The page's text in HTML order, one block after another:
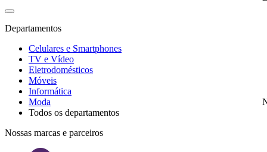
Departamentos
Celulares e Smartphones
TV e Vídeo
Eletrodomésticos
Móveis
Informática
Moda
Todos os departamentos
Nossas marcas e parceiros